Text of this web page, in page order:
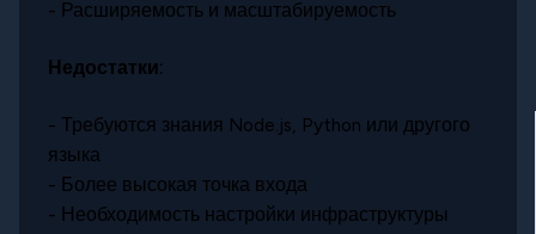
- Расширяемость и масштабируемость
Недостатки:
- Требуются знания Node.js, Python или другого
языка
- Более высокая точка входа
- Необходимость настройки инфраструктуры